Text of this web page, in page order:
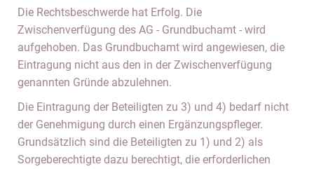
Die Rechtsbeschwerde hat Erfolg. Die
Zwischenverfügung des AG - Grundbuchamt - wird
aufgehoben. Das Grundbuchamt wird angewiesen, die
Eintragung nicht aus den in der Zwischenverfügung
genannten Gründe abzulehnen.
Die Eintragung der Beteiligten zu 3) und 4) bedarf nicht
der Genehmigung durch einen Ergänzungspfleger.
Grundsätzlich sind die Beteiligten zu 1) und 2) als
Sorgeberechtigte dazu berechtigt, die erforderlichen